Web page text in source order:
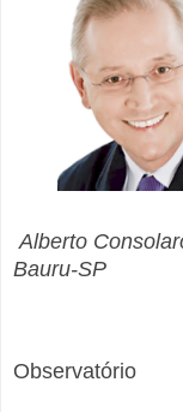
Alberto
Bauru-SP
Observatório